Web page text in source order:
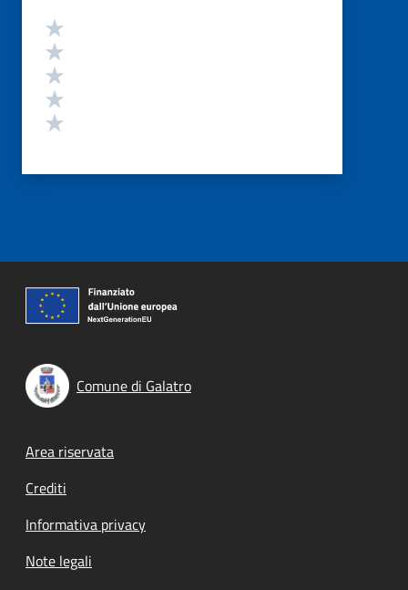
Valutazione
Comune di Galatro
Footer menu
Area riservata
Crediti
Informativa privacy
Note legali